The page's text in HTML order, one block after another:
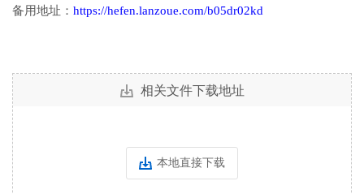
备用地址： https://hefen.lanzoue.com/b05dr02kd
相关文件下载地址
本地直接下载